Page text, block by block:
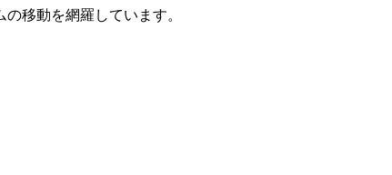
移動を網羅しています。